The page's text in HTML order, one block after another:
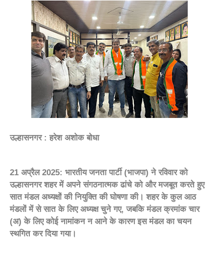
उल्हासनगर : हरेश अशोक बोधा
21 अप्रैल 2025: भारतीय जनता पार्टी (भाजपा) ने रविवार को
उल्हासनगर शहर में अपने संगठनात्मक ढांचे को और मजबूत करते हुए
सात मंडल अध्यक्षों की नियुक्ति की घोषणा की। शहर के कुल आठ
मंडलों में से सात के लिए अध्यक्ष चुने गए, जबकि मंडल क्रमांक चार
(अ) के लिए कोई नामांकन न आने के कारण इस मंडल का चयन
स्थगित कर दिया गया।